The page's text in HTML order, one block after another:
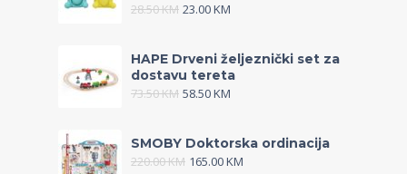
28.50KM 23.00KM
HAPE Drveni željeznički set za
dostavu tereta
73.50KM 58.50KM
SMOBY Doktorska ordinacija
220.00KM 165.00KM